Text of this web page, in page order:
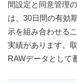
間設定と同意管理
は、30日間の有効
示を組み合わせる
実績があります。
RAWデータとして